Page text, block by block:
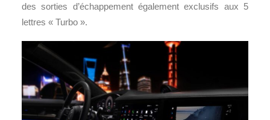
des sorties d’échappement également exclusifs aux 5
lettres « Turbo ».